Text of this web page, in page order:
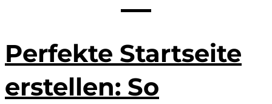
Perfekte Startseite
erstellen: So